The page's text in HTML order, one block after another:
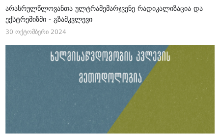
არასრულწლოვანთა ულტრამემარჯვენე რადიკალიზაცია და
ექსტრემიზმი - გზამკვლევი
30 ოქტომბერი 2024